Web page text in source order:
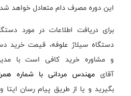
این دوره مصرف دام متعادل خواهد
برای دریافت اطلاعات در مورد
دستگاه سیلاژ علوفه، قیمت خرید
و مشاوره خرید کافی است با
آقای مهندس مردانی با شماره همراه
بگیرید و یا از طریق پیام رسان